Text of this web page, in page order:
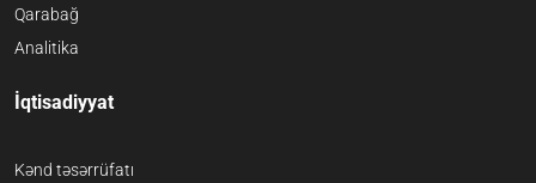
Qarabağ
Analitika
İqtisadiyyat
Kənd təsərrüfatı